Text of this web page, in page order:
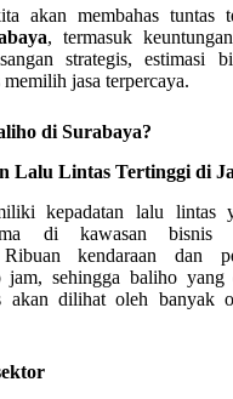
akan membahas tuntas
, termasuk
strategis, estimasi
jasa terpercaya.
di Surabaya?
Lalu Lintas Tertinggi di
kepadatan lalu lintas
di kawasan bisnis
Ribuan kendaraan dan
jam, sehingga baliho yang
akan dilihat oleh banyak